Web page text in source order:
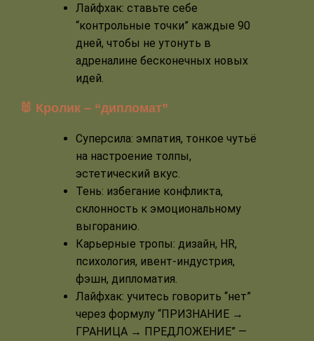
Лайфхак: ставьте себе
“контрольные точки” каждые 90
дней, чтобы не утонуть в
адреналине бесконечных новых
идей.
🐰 Кролик – “дипломат”
Суперсила: эмпатия, тонкое чутьё
на настроение толпы,
эстетический вкус.
Тень: избегание конфликта,
склонность к эмоциональному
выгоранию.
Карьерные тропы: дизайн, HR,
психология, ивент-индустрия,
фэшн, дипломатия.
Лайфхак: учитесь говорить “нет”
через формулу “ПРИЗНАНИЕ →
ГРАНИЦА → ПРЕДЛОЖЕНИЕ” —